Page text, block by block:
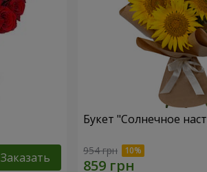
Заказать
Букет "Солнечное
954 грн